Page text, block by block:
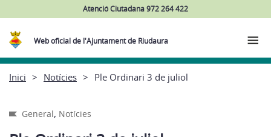
Atenció Ciutadana 972 264 422
Web oficial de l'Ajuntament de Riudaura
Inici Notícies Ple Ordinari 3 de juliol
General, Notícies